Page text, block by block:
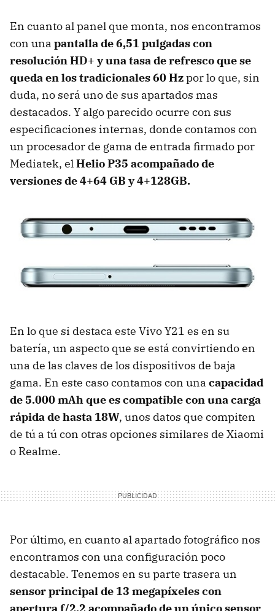
En cuanto al panel que monta, nos encontramos
con una pantalla de 6,51 pulgadas con
resolución HD+ y una tasa de refresco que se
queda en los tradicionales 60 Hzpor lo que, sin
duda, no será uno de sus apartados mas
destacados. Y algo parecido ocurre con sus
especificaciones internas, donde contamos con
un procesador de gama de entrada firmado por
Mediatek, elHelio P35 acompañado de
versiones de 4+64 GB y 4+128GB.
En lo que si destaca este Vivo Y21 es en su
batería, un aspecto que se está convirtiendo en
una de las claves de los dispositivos de baja
gama. En este caso contamos con una capacidad
de 5.000 mAh que es compatible con una carga
rápida de hasta 18W, unos datos que compiten
de tú a tú con otras opciones similares de Xiaomi
o Realme.
Por último, en cuanto al apartado fotográfico nos
encontramos con una configuración poco
destacable. Tenemos en su parte trasera un
sensor principal de 13 megapíxeles con